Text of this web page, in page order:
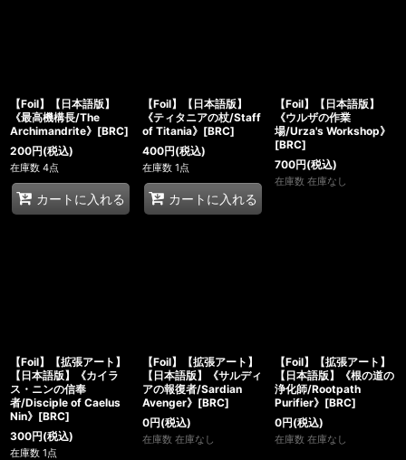
【Foil】【日本語版】
《最高機構長/The
Archimandrite》[BRC]
200円(税込)
在庫数 4点
カートに入れる
【Foil】【日本語版】
《ティタニアの杖/Staff
of Titania》[BRC]
400円(税込)
在庫数 1点
カートに入れる
【Foil】【日本語版】
《ウルザの作業
場/Urza's Workshop》
[BRC]
700円(税込)
在庫数 在庫なし
【Foil】【拡張アート】
【日本語版】《カイラ
ス・ニンの信奉
者/Disciple of Caelus
Nin》[BRC]
300円(税込)
在庫数 1点
【Foil】【拡張アート】
【日本語版】《サルディ
アの報復者/Sardian
Avenger》[BRC]
0円(税込)
在庫数 在庫なし
【Foil】【拡張アート】
【日本語版】《根の道の
浄化師/Rootpath
Purifier》[BRC]
0円(税込)
在庫数 在庫なし